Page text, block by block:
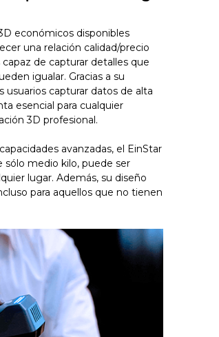
económicos disponibles
una relación calidad/precio
de capturar detalles que
igualar. Gracias a su
usuarios capturar datos de alta
esencial para cualquier
3D profesional.
avanzadas, el EinStar
sólo medio kilo, puede ser
lugar. Además, su diseño
para aquellos que no tienen